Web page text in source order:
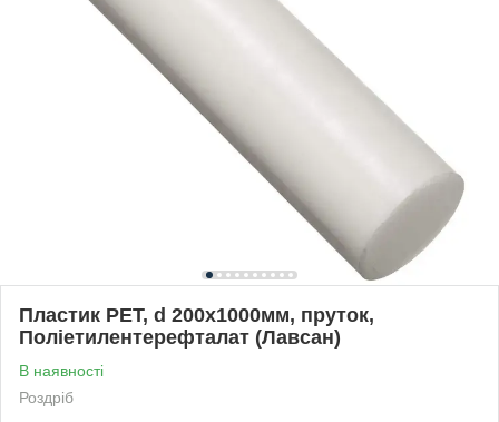
Пластик PET, d 200х1000мм, пруток,
Поліетилентерефталат (Лавсан)
В наявності
Роздріб